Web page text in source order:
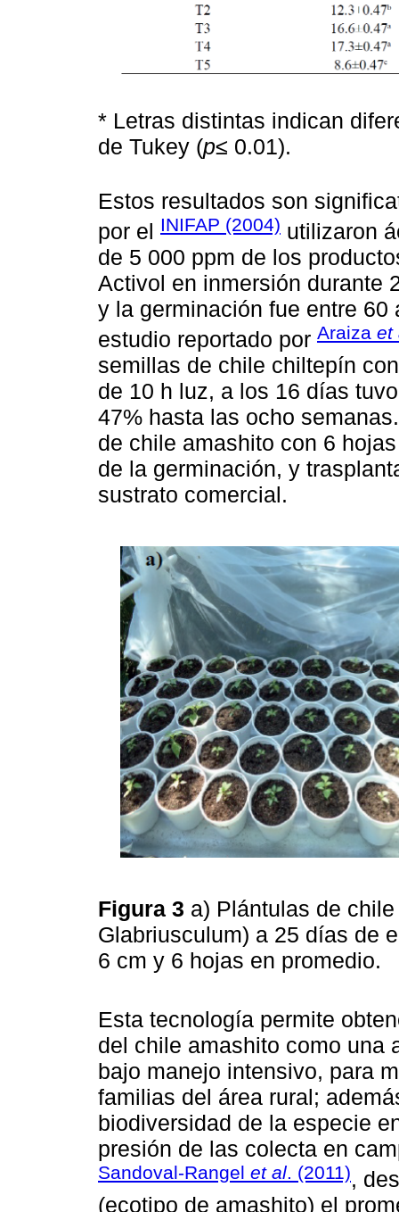
* Letras distintas indican
de Tukey (p≤ 0.01).
Estos resultados son
por el INIFAP (2004) utilizaron
de 5 000 ppm de los
Activol en inmersión durante
y la germinación fue entre
estudio reportado por Araiza et
semillas de chile chiltepín
de 10 h luz, a los 16 días
47% hasta las ocho
de chile amashito con 6
de la germinación, y
sustrato comercial.
Figura 3 a) Plántulas de
Glabriusculum) a 25 días de
6 cm y 6 hojas en promedio.
Esta tecnología permite
del chile amashito como una
bajo manejo intensivo, para
familias del área rural;
biodiversidad de la especie
presión de las colecta en
Sandoval-Rangel et al. (2011),
(ecotipo de amashito) el